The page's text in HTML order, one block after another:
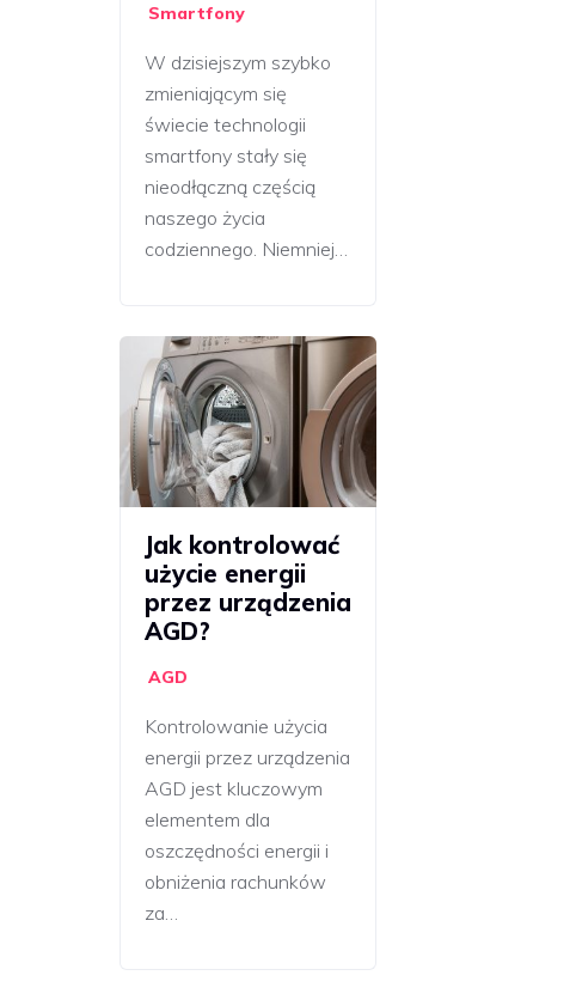
Smartfony
W dzisiejszym szybko
zmieniającym się
świecie technologii
smartfony stały się
nieodłączną częścią
naszego życia
codziennego. Niemniej…
Jak kontrolować
użycie energii
przez urządzenia
AGD?
AGD
Kontrolowanie użycia
energii przez urządzenia
AGD jest kluczowym
elementem dla
oszczędności energii i
obniżenia rachunków
za…